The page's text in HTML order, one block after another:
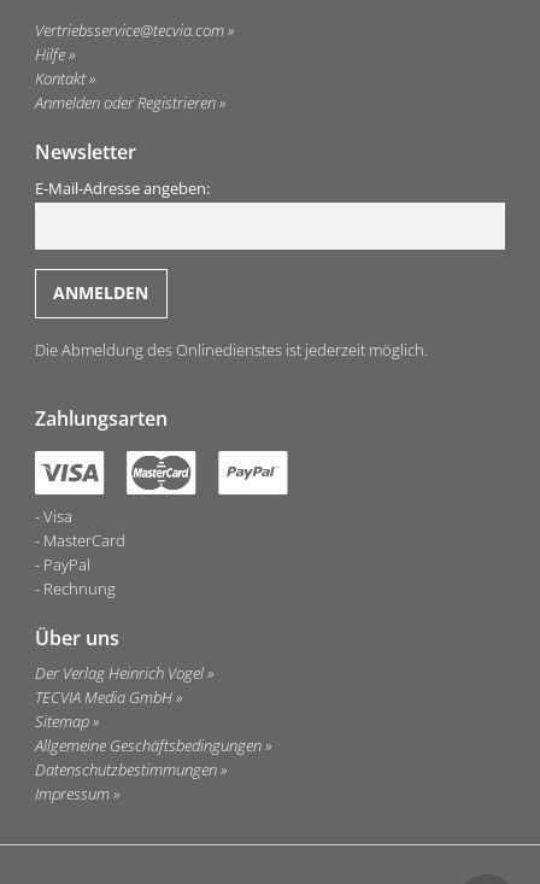
Vertriebsservice@tecvia.com
Hilfe
Kontakt
Anmelden oder Registrieren
Newsletter
E-Mail-Adresse angeben:
Die Abmeldung des Onlinedienstes ist jederzeit möglich.
Zahlungsarten
Visa
MasterCard
PayPal
Rechnung
Über uns
Der Verlag Heinrich Vogel
TECVIA Media GmbH
Sitemap
Allgemeine Geschäftsbedingungen
Datenschutzbestimmungen
Impressum